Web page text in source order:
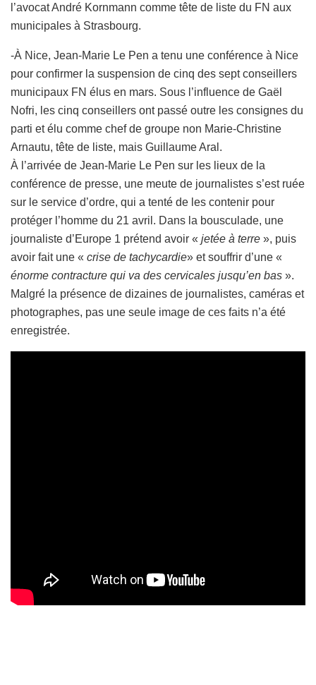
l’avocat André Kornmann comme tête de liste du FN aux
municipales à Strasbourg.
-À Nice, Jean-Marie Le Pen a tenu une conférence à Nice
pour confirmer la suspension de cinq des sept conseillers
municipaux FN élus en mars. Sous l’influence de Gaël
Nofri, les cinq conseillers ont passé outre les consignes du
parti et élu comme chef de groupe non Marie-Christine
Arnautu, tête de liste, mais Guillaume Aral.
À l’arrivée de Jean-Marie Le Pen sur les lieux de la
conférence de presse, une meute de journalistes s’est ruée
sur le service d’ordre, qui a tenté de les contenir pour
protéger l’homme du 21 avril. Dans la bousculade, une
journaliste d’Europe 1 prétend avoir « jetée à terre », puis
avoir fait une « crise de tachycardie» et souffrir d’une «
énorme contracture qui va des cervicales jusqu’en bas ».
Malgré la présence de dizaines de journalistes, caméras et
photographes, pas une seule image de ces faits n’a été
enregistrée.